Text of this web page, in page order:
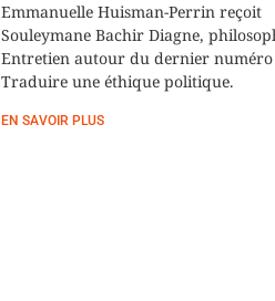
Emmanuelle Huisman-Perrin reçoit
Souleymane Bachir Diagne,
Entretien autour du dernier numéro
Traduire une éthique politique.
EN SAVOIR PLUS